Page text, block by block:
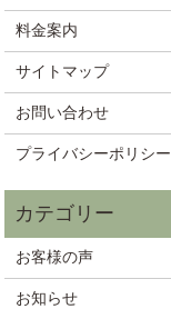
料金案内
サイトマップ
お問い合わせ
プライバシーポリシー
お客様の声
お知らせ